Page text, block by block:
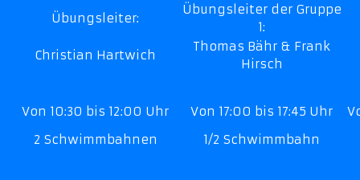
Übungsleiter:
Übungsleiter der Gruppe
1:
Christian Hartwich
Thomas Bähr & Frank
Hirsch
Von 10:30 bis 12:00 Uhr Von 17:00 bis 17:45 Uhr
2 Schwimmbahnen
1/2 Schwimmbahn